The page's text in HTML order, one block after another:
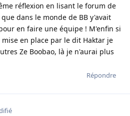
réflexion en lisant le forum de
dans le monde de BB y'avait
en faire une équipe ! M'enfin si
en place par le dit Haktar je
Ze Boobao, là je n'aurai plus
Répondre